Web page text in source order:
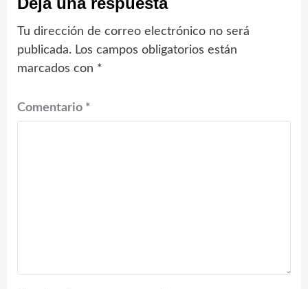
Tu dirección de correo electrónico no será
publicada. Los campos obligatorios están
marcados con *
Comentario *